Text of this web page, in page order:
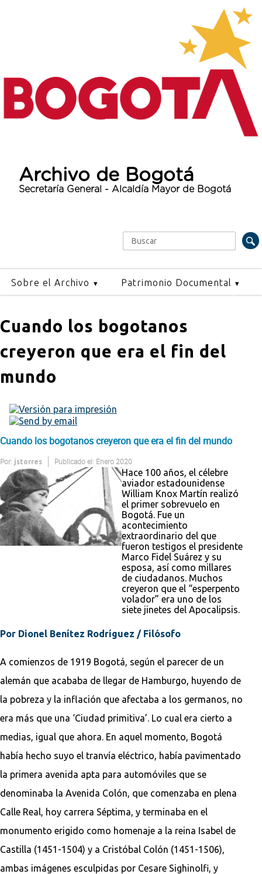
Archivo de Bogotá
Secretaría General - Alcaldía Mayor de Bogotá
Formulario de búsqueda
Buscar
Sobre el Archivo Patrimonio Documental
Cuando los bogotanos
creyeron que era el fin del
mundo
Cuando los bogotanos creyeron que era el fin del mundo
Por: jstorres Publicado el: Enero 2020
Hace 100 años, el célebre
aviador estadounidense
William Knox Martín realizó
el primer sobrevuelo en
Bogotá. Fue un
acontecimiento
extraordinario del que
fueron testigos el presidente
Marco Fidel Suárez y su
esposa, así como millares
de ciudadanos. Muchos
creyeron que el “esperpento
volador” era uno de los
siete jinetes del Apocalipsis.
Por Dionel Benítez Rodríguez / Filósofo
A comienzos de 1919 Bogotá, según el parecer de un
alemán que acababa de llegar de Hamburgo, huyendo de
la pobreza y la inflación que afectaba a los germanos, no
era más que una ‘Ciudad primitiva’. Lo cual era cierto a
medias, igual que ahora. En aquel momento, Bogotá
había hecho suyo el tranvía eléctrico, había pavimentado
la primera avenida apta para automóviles que se
denominaba la Avenida Colón, que comenzaba en plena
Calle Real, hoy carrera Séptima, y terminaba en el
monumento erigido como homenaje a la reina Isabel de
Castilla (1451-1504) y a Cristóbal Colón (1451-1506),
ambas imágenes esculpidas por Cesare Sighinolfi, y